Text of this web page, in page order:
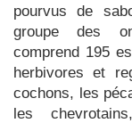
pourvus de
groupe des
comprend 195
herbivores et
cochons, les
les